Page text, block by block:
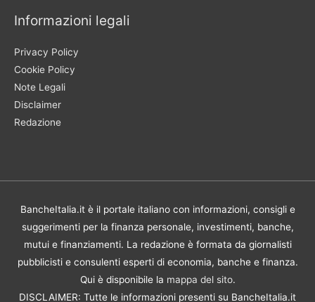
Informazioni legali
Privacy Policy
Cookie Policy
Note Legali
Disclaimer
Redazione
BancheItalia.it è il portale italiano con informazioni, consigli e
suggerimenti per la finanza personale, investimenti, banche,
mutui e finanziamenti. La redazione è formata da giornalisti
pubblicisti e consulenti esperti di economia, banche e finanza.
Qui è disponibile la mappa del sito.
DISCLAIMER: Tutte le informazioni presenti su BancheItalia.it